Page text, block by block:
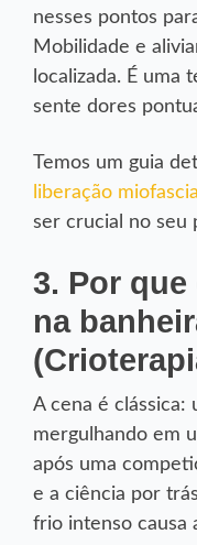
nesses pontos
Mobilidade e
localizada. É uma
sente dores
Temos um guia
liberação miofascial
ser crucial no seu
3. Por
na
A cena é clássica:
mergulhando em
após uma
e a ciência por
frio intenso causa